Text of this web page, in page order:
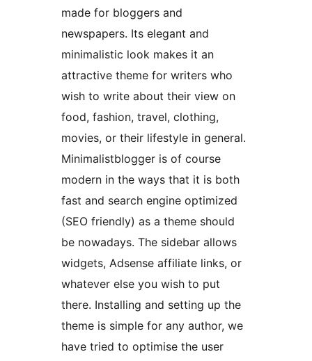
made for bloggers and
newspapers. Its elegant and
minimalistic look makes it an
attractive theme for writers who
wish to write about their view on
food, fashion, travel, clothing,
movies, or their lifestyle in general.
Minimalistblogger is of course
modern in the ways that it is both
fast and search engine optimized
(SEO friendly) as a theme should
be nowadays. The sidebar allows
widgets, Adsense affiliate links, or
whatever else you wish to put
there. Installing and setting up the
theme is simple for any author, we
have tried to optimise the user